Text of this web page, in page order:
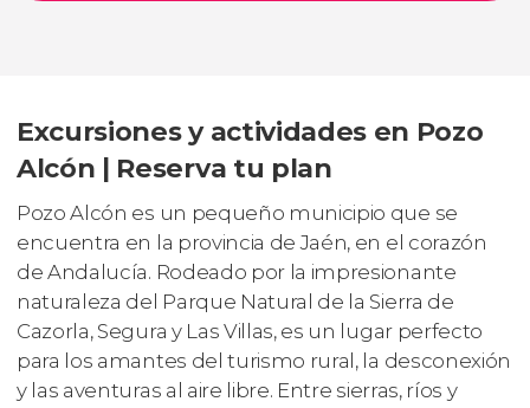
Excursiones y actividades en Pozo
Alcón | Reserva tu plan
Pozo Alcón es un pequeño municipio que se
encuentra en la provincia de Jaén, en el corazón
de Andalucía. Rodeado por la impresionante
naturaleza del Parque Natural de la Sierra de
Cazorla, Segura y Las Villas, es un lugar perfecto
para los amantes del turismo rural, la desconexión
y las aventuras al aire libre. Entre sierras, ríos y